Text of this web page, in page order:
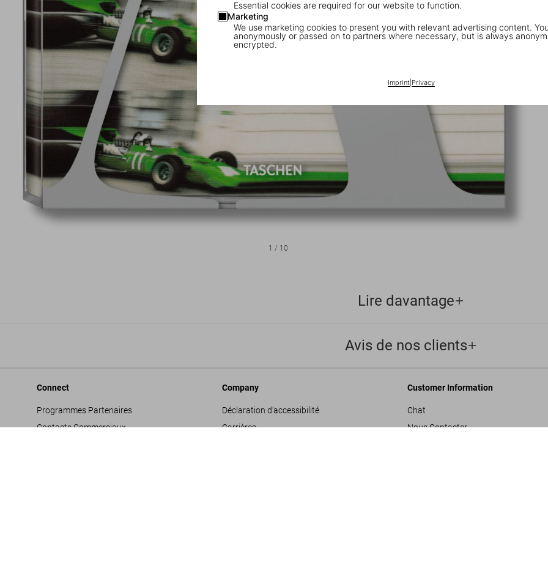
Essential cookies are required for our website to function.
Marketing
We use marketing cookies to present you with relevant advertising content.
anonymously or passed on to partners where necessary, but is always
encrypted.
Imprint| Privacy
1 / 10
Lire davantage
Avis de nos clients
Connect
Programmes Partenaires
Contacts Commerciaux
Company
Déclaration d’accessibilité
Carrières
Customer Information
Chat
Nous Contacter